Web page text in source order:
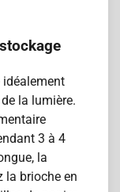
idéalement
la lumière.
3 à 4
la
la brioche en